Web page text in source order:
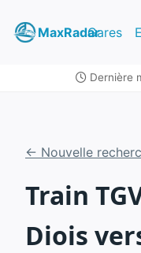
MaxRadarGares
Dernière
← Nouvelle
Train
Diois